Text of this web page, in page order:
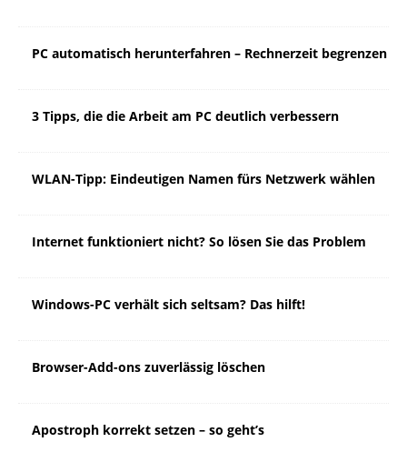
PC automatisch herunterfahren – Rechnerzeit begrenzen
3 Tipps, die die Arbeit am PC deutlich verbessern
WLAN-Tipp: Eindeutigen Namen fürs Netzwerk wählen
Internet funktioniert nicht? So lösen Sie das Problem
Windows-PC verhält sich seltsam? Das hilft!
Browser-Add-ons zuverlässig löschen
Apostroph korrekt setzen – so geht’s